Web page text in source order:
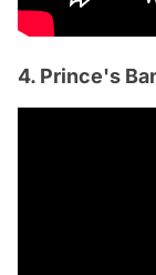
4. Prince's